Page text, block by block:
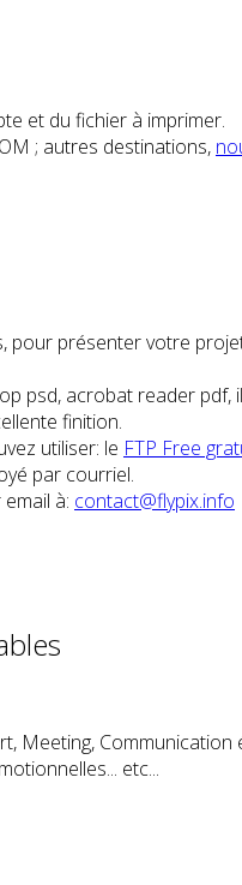
et du fichier à imprimer.
; autres destinations,
pour présenter votre
psd, acrobat reader
finition.
utiliser: le FTP Free
par courriel.
à: contact@flypix.info
Meeting,
etc...